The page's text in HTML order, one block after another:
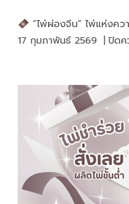
“ไพ่ผ่องจีน” ไพ่แห่งคว
17 กุมภาพันธ์ 2569 ปิดค